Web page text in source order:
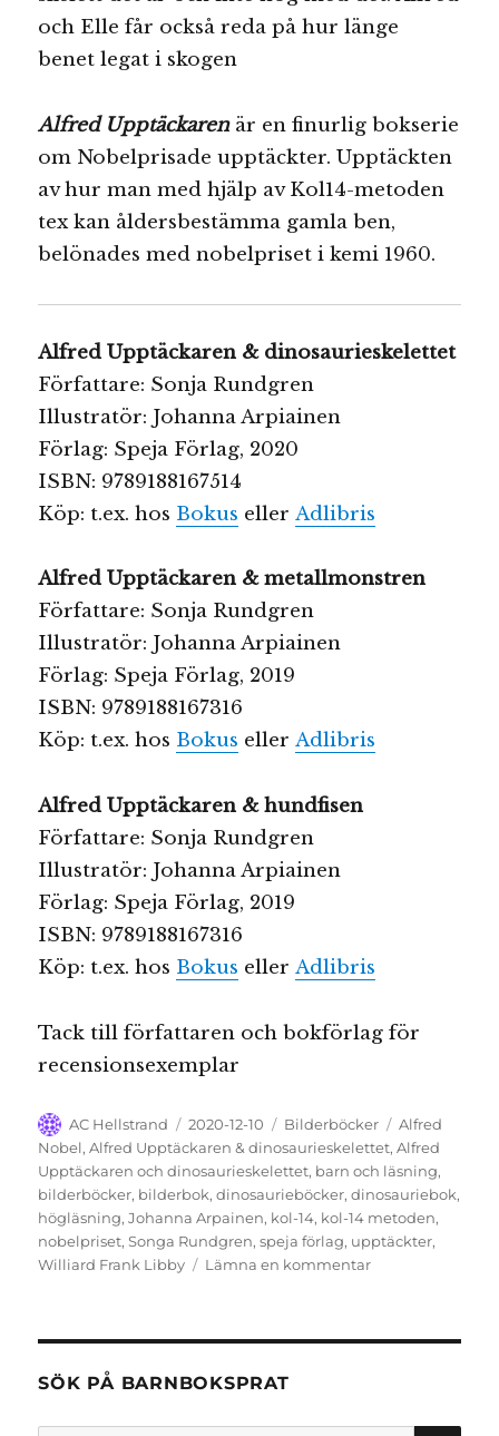
och Elle får också reda på hur länge
benet legat i skogen
Alfred Upptäckarenär en finurlig bokserie
om Nobelprisade upptäckter. Upptäckten
av hur man med hjälp av Kol14-metoden
tex kan åldersbestämma gamla ben,
belönades med nobelpriset i kemi 1960.
Alfred Upptäckaren & dinosaurieskelettet
Författare: Sonja Rundgren
Illustratör: Johanna Arpiainen
Förlag: Speja Förlag, 2020
ISBN: 9789188167514
Köp: t.ex. hos Bokus ellerAdlibris
Alfred Upptäckaren & metallmonstren
Författare: Sonja Rundgren
Illustratör: Johanna Arpiainen
Förlag: Speja Förlag, 2019
ISBN: 9789188167316
Köp: t.ex. hos Bokus ellerAdlibris
Alfred Upptäckaren & hundfisen
Författare: Sonja Rundgren
Illustratör: Johanna Arpiainen
Förlag: Speja Förlag, 2019
ISBN: 9789188167316
Köp: t.ex. hos Bokus ellerAdlibris
Tack till författaren och bokförlag för
recensionsexemplar
Författare
AC Hellstrand
Publicerat
den
2020-12-10 Kategorier
Bilderböcker Etiketter
Alfred
Nobel,Alfred Upptäckaren & dinosaurieskelettet,Alfred
Upptäckaren och dinosaurieskelettet, barn och läsning,
bilderböcker, bilderbok,dinosaurieböcker,dinosauriebok,
högläsning,Johanna Arpainen, kol-14, kol-14 metoden,
nobelpriset,Songa Rundgren,speja förlag, upptäckter,
Williard Frank Libby
Lämna en kommentartill
SÖK PÅ BARNBOKSPRAT